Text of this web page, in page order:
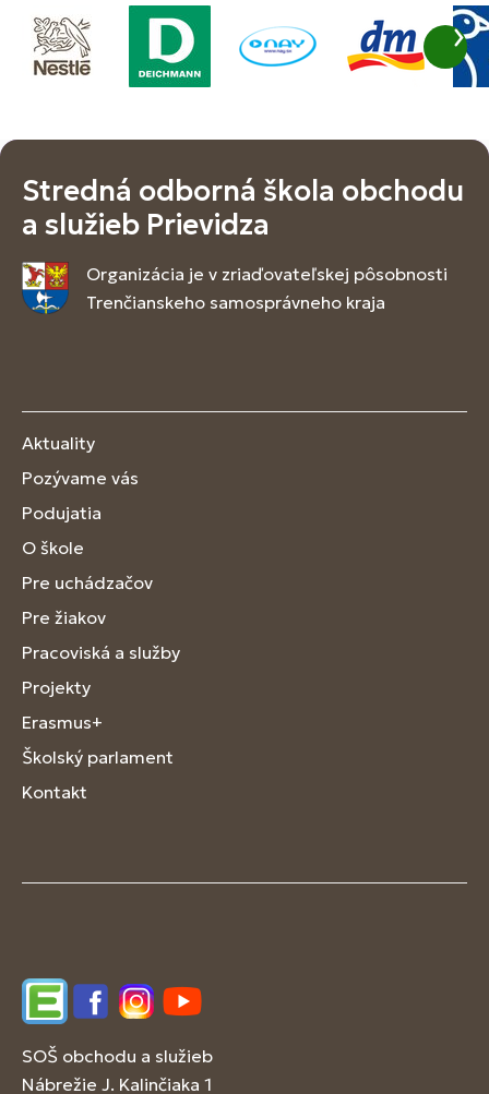
Stredná odborná škola obchodu
a služieb Prievidza
Organizácia je v zriaďovateľskej pôsobnosti
Trenčianskeho samosprávneho kraja
Aktuality
Pozývame vás
Podujatia
O škole
Pre uchádzačov
Pre žiakov
Pracoviská a služby
Projekty
Erasmus+
Školský parlament
Kontakt
EdupageFacebookInstagram
YouTube
SOŠ obchodu a služieb
Nábrežie J. Kalinčiaka 1